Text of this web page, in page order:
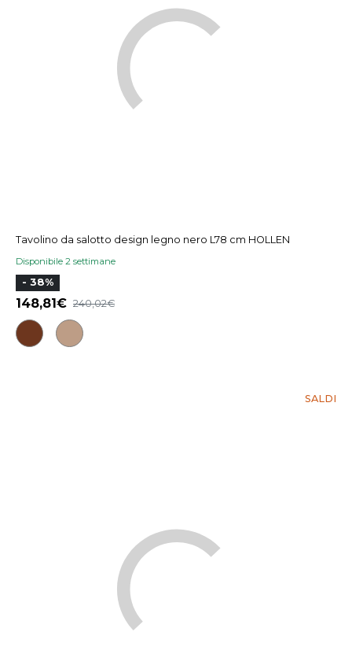
Tavolino da salotto design legno nero L78 cm HOLLEN
Disponibile 2 settimane
- 38%
148,81 240,02
SALDI